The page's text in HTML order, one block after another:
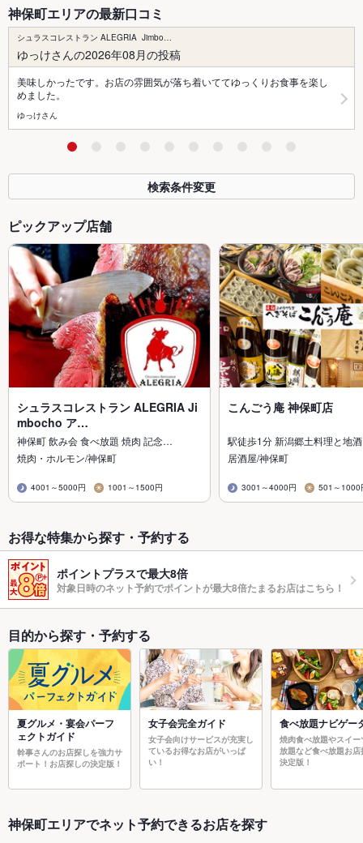
神保町エリアの最新口コミ
シュラスコレストラン ALEGRIA Jimbo…
ゆっけさんの2026年08月の投稿
美味しかったです。お店の雰囲気が落ち着いててゆっくりお食事を楽し
めました。
ゆっけさん
検索条件変更
ピックアップ店舗
シュラスコレストラン ALEGRIA Ji
mbocho ア…
神保町 飲み会 食べ放題 焼肉 記念…
焼肉・ホルモン/神保町
4001～5000円 1001～1500円
こんごう庵 神保町店
駅徒歩1分 新潟郷土料理と地
居酒屋/神保町
3001～4000円 501～1000
お得な特集から探す・予約する
ポイントプラスで最大8倍
対象日時のネット予約でポイントが最大8倍たまるお店はこちら！
目的から探す・予約する
夏グルメ・宴会パーフ
ェクトガイド
幹事さんのお店探しを強力サ
ポート！お店探しの決定版！
女子会完全ガイド
女子会向けサービスが充実し
ているお得なお店がいっぱ
い！
食べ放題ナビゲー
焼肉食べ放題やスイー
放題など食べ放題お店
決定版！
神保町エリアでネット予約できるお店を探す